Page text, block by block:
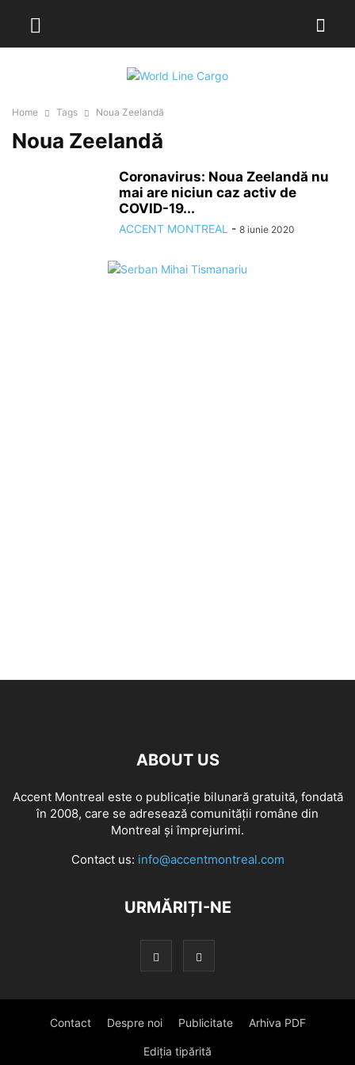
Home Tags Noua Zeelandă
Noua Zeelandă
Coronavirus: Noua Zeelandă nu
mai are niciun caz activ de
COVID-19...
ACCENT MONTREAL - 8 iunie 2020
ABOUT US
Accent Montreal este o publicație bilunară gratuită, fondată
în 2008, care se adresează comunităţii române din
Montreal şi împrejurimi.
Contact us: info@accentmontreal.com
URMĂRIȚI-NE
Contact Despre noi Publicitate Arhiva PDF
Ediția tipărită